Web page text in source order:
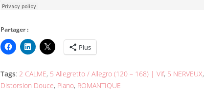
Partager :
Plus
Tags: 2 CALME, 5 Allegretto / Allegro (120 – 168) | Vif, 5 NERVEUX,
Distorsion Douce, Piano, ROMANTIQUE